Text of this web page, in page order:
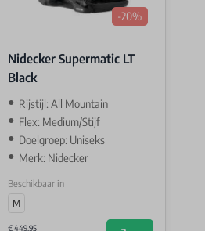
-20%
Nidecker Supermatic LT
Black
Rijstijl: All Mountain
Flex: Medium/Stijf
Doelgroep: Uniseks
Merk: Nidecker
Beschikbaar in
M
€ 449,95